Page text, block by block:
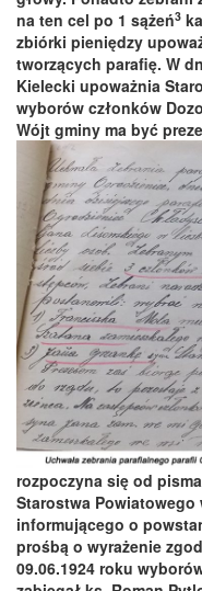
na ten cel po 1 sążeń3
zbiórki pieniędzy
tworzących parafię. W
Kielecki upoważnia
wyborów członków
Wójt gminy ma być
rozpoczyna się od
Starostwa Powiatowego
informującego o
prośbą o wyrażenie
09.06.1924 roku